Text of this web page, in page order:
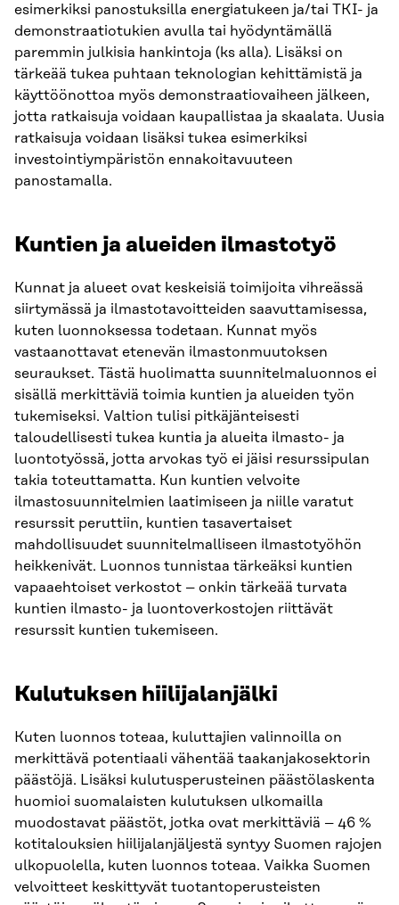
esimerkiksi panostuksilla energiatukeen ja/tai TKI- ja
demonstraatiotukien avulla tai hyödyntämällä
paremmin julkisia hankintoja (ks alla). Lisäksi on
tärkeää tukea puhtaan teknologian kehittämistä ja
käyttöönottoa myös demonstraatiovaiheen jälkeen,
jotta ratkaisuja voidaan kaupallistaa ja skaalata. Uusia
ratkaisuja voidaan lisäksi tukea esimerkiksi
investointiympäristön ennakoitavuuteen
panostamalla.
Kuntien ja alueiden ilmastotyö
Kunnat ja alueet ovat keskeisiä toimijoita vihreässä
siirtymässä ja ilmastotavoitteiden saavuttamisessa,
kuten luonnoksessa todetaan. Kunnat myös
vastaanottavat etenevän ilmastonmuutoksen
seuraukset. Tästä huolimatta suunnitelmaluonnos ei
sisällä merkittäviä toimia kuntien ja alueiden työn
tukemiseksi. Valtion tulisi pitkäjänteisesti
taloudellisesti tukea kuntia ja alueita ilmasto- ja
luontotyössä, jotta arvokas työ ei jäisi resurssipulan
takia toteuttamatta. Kun kuntien velvoite
ilmastosuunnitelmien laatimiseen ja niille varatut
resurssit peruttiin, kuntien tasavertaiset
mahdollisuudet suunnitelmalliseen ilmastotyöhön
heikkenivät. Luonnos tunnistaa tärkeäksi kuntien
vapaaehtoiset verkostot – onkin tärkeää turvata
kuntien ilmasto- ja luontoverkostojen riittävät
resurssit kuntien tukemiseen.
Kulutuksen hiilijalanjälki
Kuten luonnos toteaa, kuluttajien valinnoilla on
merkittävä potentiaali vähentää taakanjakosektorin
päästöjä. Lisäksi kulutusperusteinen päästölaskenta
huomioi suomalaisten kulutuksen ulkomailla
muodostavat päästöt, jotka ovat merkittäviä – 46 %
kotitalouksien hiilijalanjäljestä syntyy Suomen rajojen
ulkopuolella, kuten luonnos toteaa. Vaikka Suomen
velvoitteet keskittyvät tuotantoperusteisten